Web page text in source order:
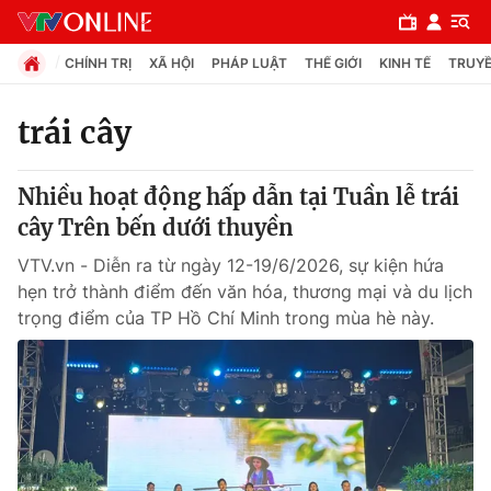
Chuyên mục
Chính trị
Xã hội
Pháp luật
Y tế
Thế giới
CHÍNH TRỊ XÃ HỘI PHÁP LUẬT THẾ GIỚI KINH TẾ
trái cây
Nhiều hoạt động hấp dẫn tại Tuần lễ trái
cây Trên bến dưới thuyền
VTV.vn - Diễn ra từ ngày 12-19/6/2026, sự kiện hứa
hẹn trở thành điểm đến văn hóa, thương mại và du lịch
trọng điểm của TP Hồ Chí Minh trong mùa hè này.